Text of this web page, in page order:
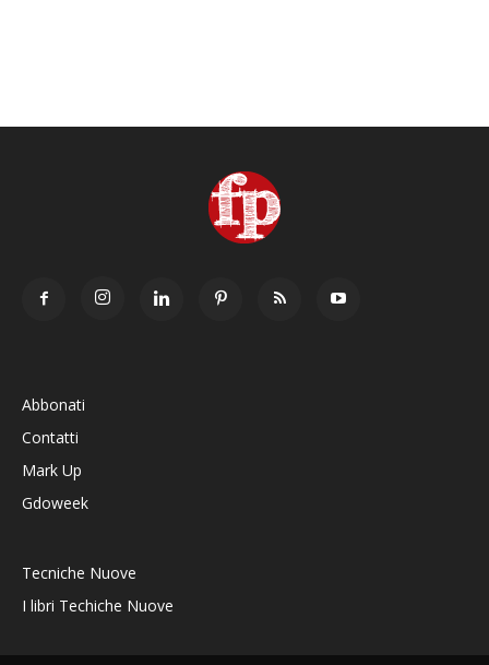
Abbonati
Contatti
Mark Up
Gdoweek
Tecniche Nuove
I libri Techiche Nuove